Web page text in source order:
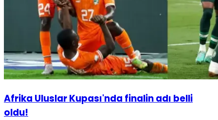
Afrika Uluslar Kupası'nda finalin adı belli
oldu!